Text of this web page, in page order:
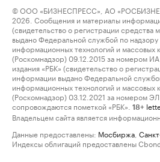
© ООО «БИЗНЕСПРЕСС», АО
2026. Сообщения и материалы
(свидетельство о регистрации средства
выдано Федеральной службой по надзору
информационных технологий и массовых
(Роскомнадзор) 09.12.2015 за номером
издания «РБК» (свидетельство о
информации выдано Федеральной
информационных технологий и массовых
(Роскомнадзор) 03.12.2021 за номером
сопровождаются пометкой «РБК».
18+
Владельцем сайта является
Данные предоставлены: Мосбиржа
Индексы облигаций предоставлены